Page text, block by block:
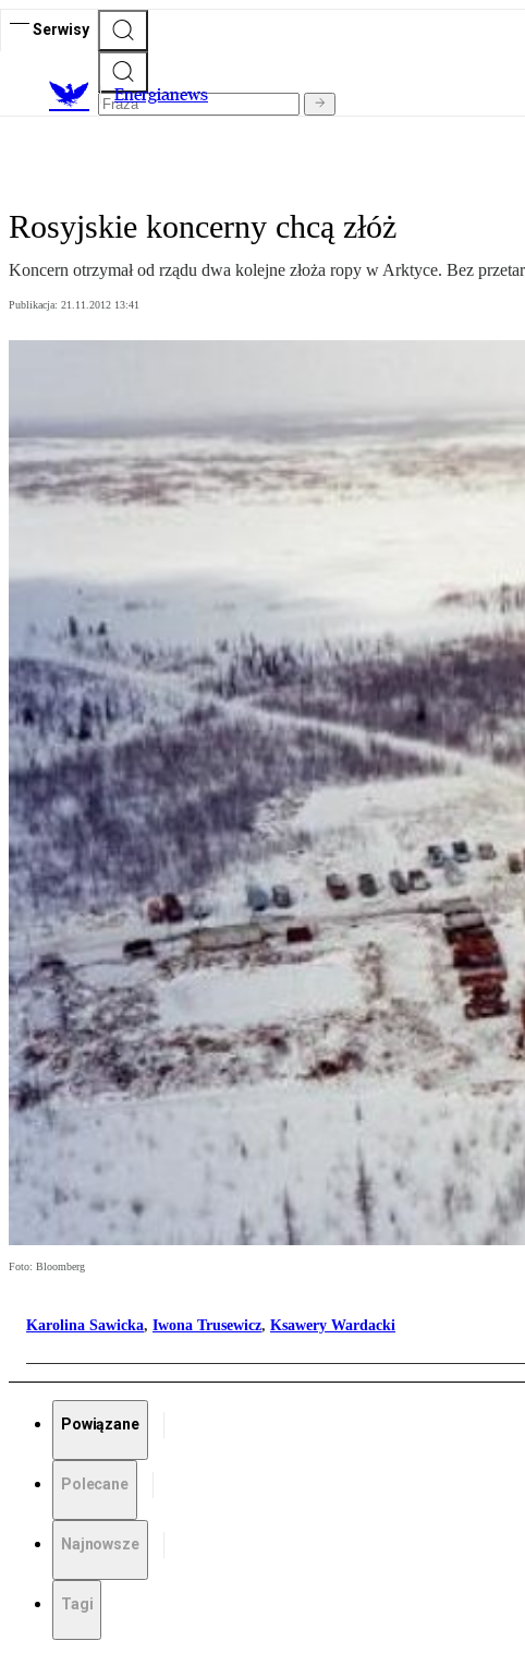
Serwisy
Energianews
Rosyjskie koncerny chcą złóż
Koncern otrzymał od rządu dwa kolejne złoża ropy w Arktyce. Bez
Publikacja: 21.11.2012 13:41
Foto: Bloomberg
Karolina Sawicka, Iwona Trusewicz, Ksawery Wardacki
Powiązane
Polecane
Najnowsze
Tagi